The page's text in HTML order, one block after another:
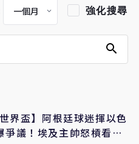
強化搜尋
界盃】阿根廷球迷揮以色
爭議！埃及主帥怒槓看台